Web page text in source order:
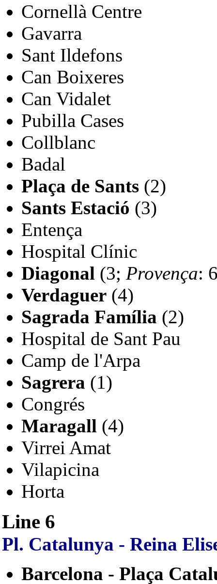
Cornellà Centre
Gavarra
Sant Ildefons
Can Boixeres
Can Vidalet
Pubilla Cases
Collblanc
Badal
Plaça de Sants (2)
Sants Estació (3)
Entença
Hospital Clínic
Diagonal (3; Provença:
Verdaguer (4)
Sagrada Família (2)
Hospital de Sant Pau
Camp de l'Arpa
Sagrera (1)
Congrés
Maragall (4)
Virrei Amat
Vilapicina
Horta
Line 6
Pl. Catalunya - Reina
Barcelona - Plaça